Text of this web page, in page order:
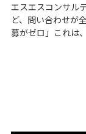
エスエスコンサル
ど、問い合わせが
募がゼロ」これは